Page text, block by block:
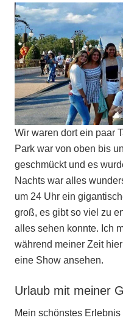
Wir waren dort ein paar
Park war von oben bis
geschmückt und es
Nachts war alles
um 24 Uhr ein
groß, es gibt so viel zu
alles sehen konnte. Ich
während meiner Zeit
eine Show ansehen.
Urlaub mit meiner
Mein schönstes